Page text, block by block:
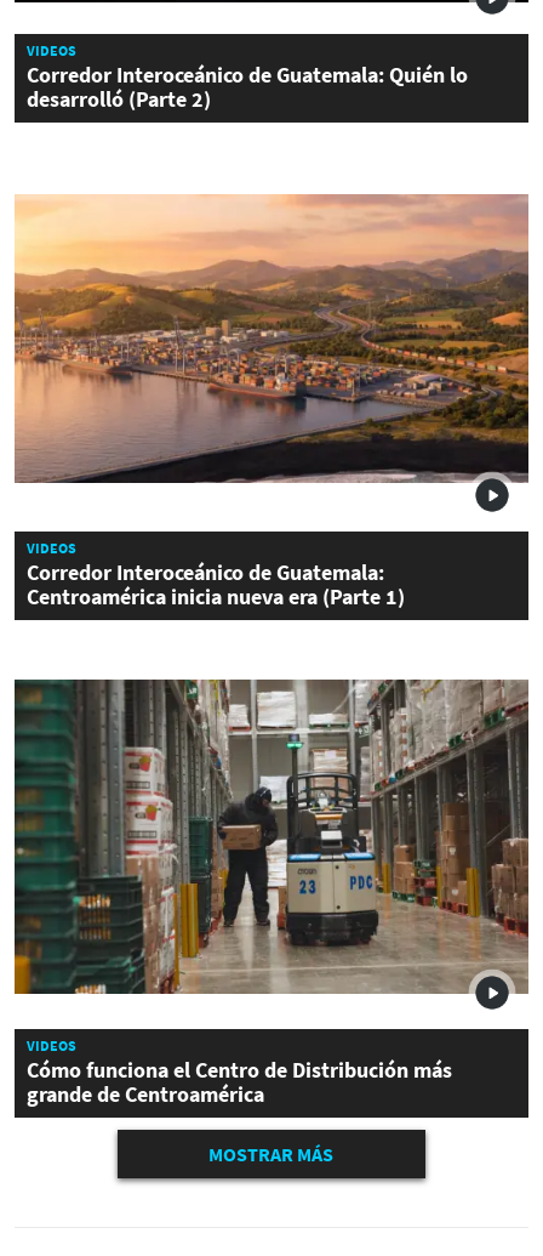
VIDEOS
Corredor Interoceánico de Guatemala: Quién lo
desarrolló (Parte 2)
VIDEOS
Corredor Interoceánico de Guatemala:
Centroamérica inicia nueva era (Parte 1)
VIDEOS
Cómo funciona el Centro de Distribución más
grande de Centroamérica
MOSTRAR MÁS